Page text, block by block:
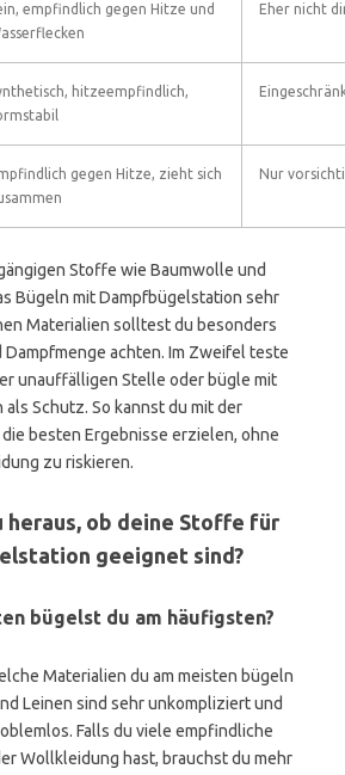
empfindlich gegen Hitze und
Eher nicht
hitzeempfindlich,
gegen Hitze, zieht sich
Nur
Stoffe wie Baumwolle und
Bügeln mit Dampfbügelstation sehr
Materialien solltest du besonders
Dampfmenge achten. Im Zweifel teste
unauffälligen Stelle oder bügle mit
Schutz. So kannst du mit der
besten Ergebnisse erzielen, ohne
zu riskieren.
heraus, ob deine Stoffe für
geeignet sind?
bügelst du am häufigsten?
Materialien du am meisten bügeln
Leinen sind sehr unkompliziert und
Falls du viele empfindliche
Wollkleidung hast, brauchst du mehr